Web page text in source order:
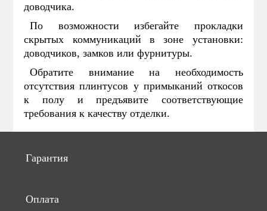
доводчика.
По возможности избегайте прокладки
скрытых коммуникаций в зоне установки:
доводчиков, замков или фурнитуры.
Обратите внимание на необходимость
отсутствия плинтусов у примыканий откосов
к полу и предъявите соответствующие
требования к качеству отделки.
Гарантия
Оплата